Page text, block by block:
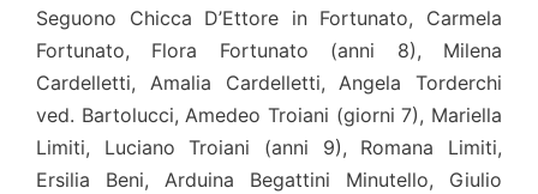
Seguono Chicca D’Ettore in Fortunato, Carmela
Fortunato, Flora Fortunato (anni 8), Milena
Cardelletti, Amalia Cardelletti, Angela Torderchi
ved. Bartolucci, Amedeo Troiani (giorni 7), Mariella
Limiti, Luciano Troiani (anni 9), Romana Limiti,
Ersilia Beni, Arduina Begattini Minutello, Giulio